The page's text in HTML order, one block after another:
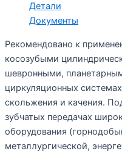
Детали
Документы
Рекомендовано к
косозубыми
шевронными,
циркуляционных
скольжения и качения.
зубчатых передачах
оборудования
металлургической,